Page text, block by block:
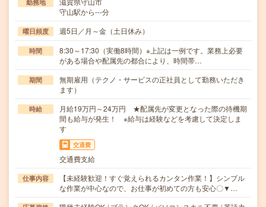
勤務地
守山駅から---分
曜日頻度 週5日／月～金（土日休み）
時間
8:30～17:30（実働8時間）※上記は一例です。業務上必要
がある場合や配属先の都合により、時間帯…
期間
無期雇用（テクノ・サービスの正社員として勤務いただき
ます）
時給
月給19万円～24万円 ★配属先が変更となった際の待機期
間も給与が発生！ ※給与は経験などを考慮して決定しま
す
交通費
交通費支給
仕事内容
【未経験歓迎！すぐ覚えられるカンタン作業！】シンプル
な作業が中心なので、お仕事が初めての方も安心〇▼…